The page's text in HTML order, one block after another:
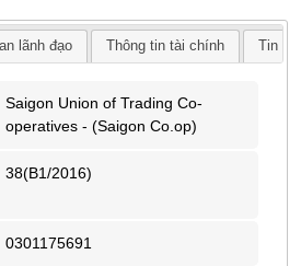
lãnh đạo Thông tin tài chính Tin
Saigon Union of Trading Co-
operatives - (Saigon Co.op)
38(B1/2016)
0301175691